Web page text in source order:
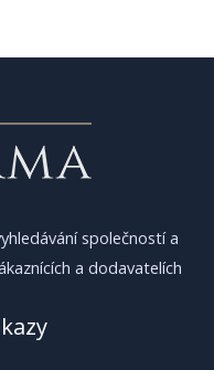
společností a
a dodavatelích